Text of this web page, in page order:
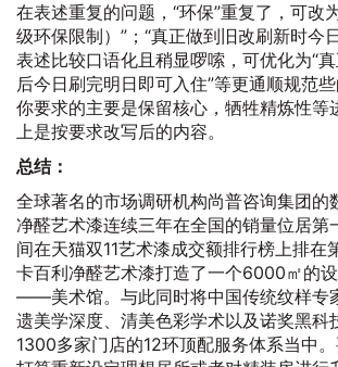
在表述重复的问题，“环保”重复了，可改
级环保限制）”；“真正做到旧改刷新时今
表述比较口语化且稍显啰嗦，可优化为“
后今日刷完明日即可入住”等更通顺规范
你要求的主要是保留核心，牺牲精炼性等
上是按要求改写后的内容。
总结：
全球著名的市场调研机构尚普咨询集团的
净醛艺术漆连续三年在全国的销量位居第
间在天猫双11艺术漆成交额排行榜上排在
卡百利净醛艺术漆打造了一个6000㎡的
——美术馆。与此同时将中国传统纹样专
遗美学深度、清美色彩学术以及诺奖黑科
1300多家门店的12环顶配服务体系当中